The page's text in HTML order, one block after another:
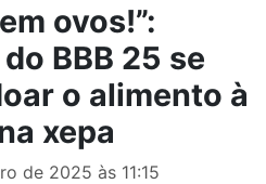
ovos!”:
BBB 25 se
o alimento à
xepa
de 2025 às 11:15